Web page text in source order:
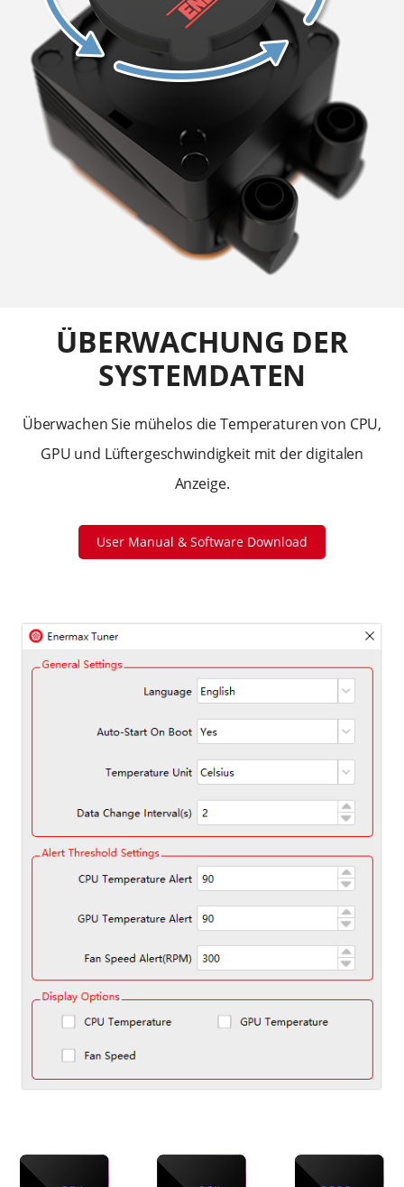
ÜBERWACHUNG DER
SYSTEMDATEN
Überwachen Sie mühelos die Temperaturen von CPU,
GPU und Lüftergeschwindigkeit mit der digitalen
Anzeige.
User Manual & Software Download